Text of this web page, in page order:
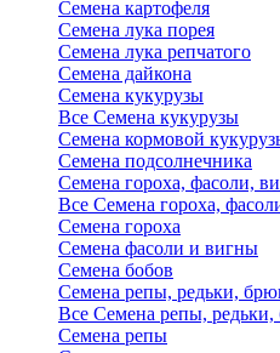
Семена картофеля
Семена лука порея
Семена лука репчатого
Семена дайкона
Семена кукурузы
Все Семена кукурузы
Семена кормовой
Семена подсолнечника
Семена гороха, фасоли,
Все Семена гороха,
Семена гороха
Семена фасоли и вигны
Семена бобов
Семена репы, редьки,
Все Семена репы,
Семена репы